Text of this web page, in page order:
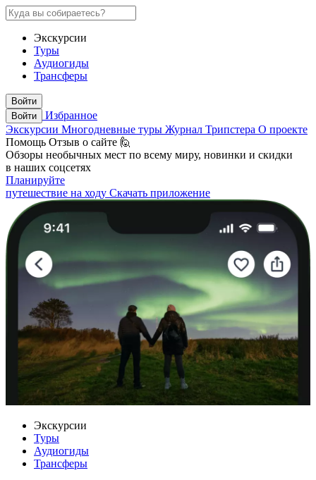
Экскурсии
Туры
Аудиогиды
Трансферы
Войти
Войти
Избранное
Экскурсии Многодневные туры Журнал Трипстера О проекте
Помощь Отзыв о сайте 🙋
Обзоры необычных мест по всему миру, новинки и скидки
в наших соцсетях
Планируйте
путешествие на ходу Скачать приложение
Экскурсии
Туры
Аудиогиды
Трансферы